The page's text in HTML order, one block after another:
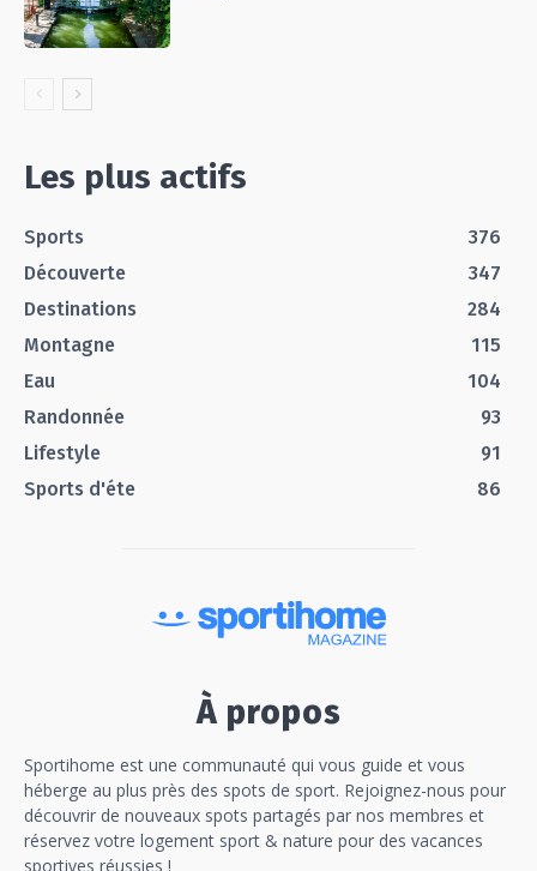
Les plus actifs
Sports
376
Découverte
347
Destinations
284
Montagne
115
Eau
104
Randonnée
93
Lifestyle
91
Sports d'éte
86
À propos
Sportihome est une communauté qui vous guide et vous
héberge au plus près des spots de sport. Rejoignez-nous pour
découvrir de nouveaux spots partagés par nos membres et
réservez votre logement sport & nature pour des vacances
sportives réussies !